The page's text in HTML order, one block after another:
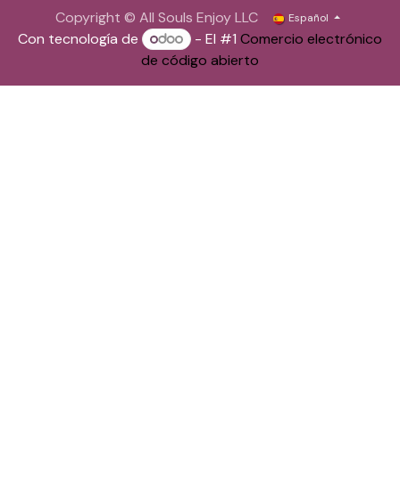
Copyright © All Souls Enjoy LLC Español
Con tecnología de - El #1 Comercio electrónico
de código abierto